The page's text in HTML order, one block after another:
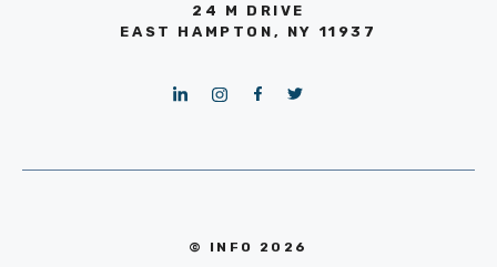
24 M DRIVE
EAST HAMPTON, NY 11937
© INFO 2026